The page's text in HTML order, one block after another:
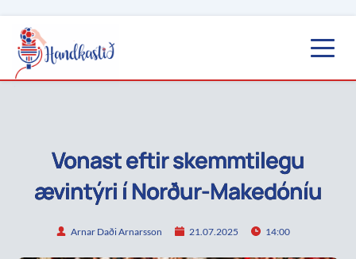
Vonast eftir skemmtilegu
ævintýri í Norður-Makedóníu
Arnar Daði Arnarsson 21.07.2025 14:00